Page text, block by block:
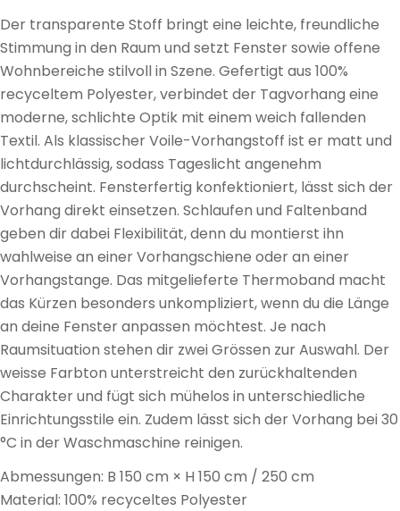
Der transparente Stoff bringt eine leichte, freundliche
Stimmung in den Raum und setzt Fenster sowie offene
Wohnbereiche stilvoll in Szene. Gefertigt aus 100%
recyceltem Polyester, verbindet der Tagvorhang eine
moderne, schlichte Optik mit einem weich fallenden
Textil. Als klassischer Voile-Vorhangstoff ist er matt und
lichtdurchlässig, sodass Tageslicht angenehm
durchscheint. Fensterfertig konfektioniert, lässt sich der
Vorhang direkt einsetzen. Schlaufen und Faltenband
geben dir dabei Flexibilität, denn du montierst ihn
wahlweise an einer Vorhangschiene oder an einer
Vorhangstange. Das mitgelieferte Thermoband macht
das Kürzen besonders unkompliziert, wenn du die Länge
an deine Fenster anpassen möchtest. Je nach
Raumsituation stehen dir zwei Grössen zur Auswahl. Der
weisse Farbton unterstreicht den zurückhaltenden
Charakter und fügt sich mühelos in unterschiedliche
Einrichtungsstile ein. Zudem lässt sich der Vorhang bei 30
°C in der Waschmaschine reinigen.
Abmessungen: B 150 cm × H 150 cm / 250 cm
Material: 100% recyceltes Polyester